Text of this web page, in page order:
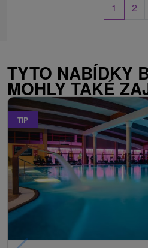
1 2
TYTO NABÍDKY
MOHLY TAKÉ
TIP